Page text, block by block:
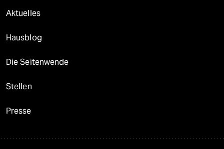
Aktuelles
Hausblog
Die Seitenwende
Stellen
Presse